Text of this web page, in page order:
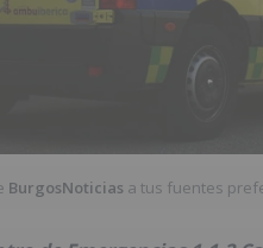
BurgosNoticias a tus fuentes